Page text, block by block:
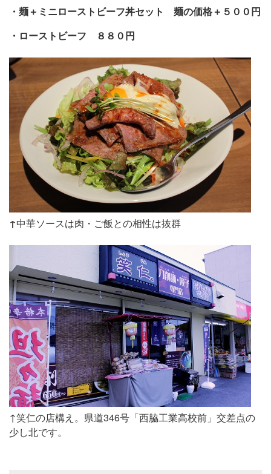
・麺＋ミニローストビーフ丼セット 麺の価格＋５００円
・ローストビーフ ８８０円
↑中華ソースは肉・ご飯との相性は抜群
↑笑仁の店構え。県道346号「西脇工業高校前」交差点の
少し北です。